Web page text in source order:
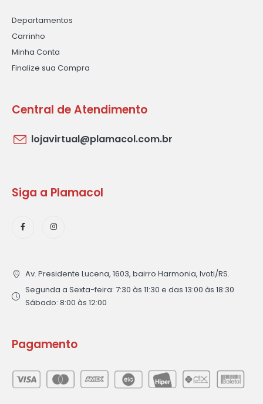
Departamentos
Carrinho
Minha Conta
Finalize sua Compra
Central de Atendimento
lojavirtual@plamacol.com.br
Siga a Plamacol
Av. Presidente Lucena, 1603, bairro Harmonia, Ivoti/RS.
Segunda a Sexta-feira: 7:30 às 11:30 e das 13:00 às 18:30
Sábado: 8:00 às 12:00
Pagamento